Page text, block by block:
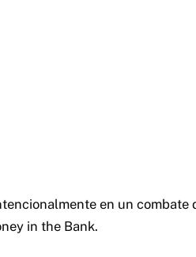
en un combate
in the Bank.